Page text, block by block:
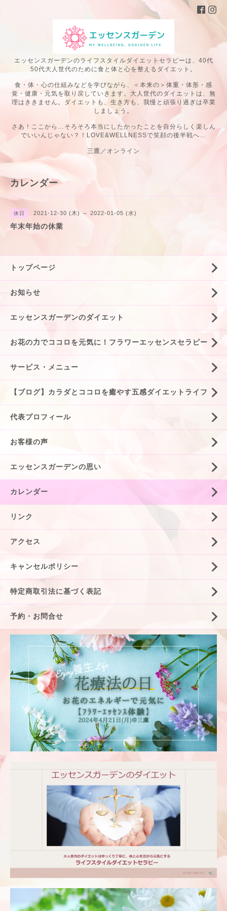
エッセンスガーデンのライフスタイルダイエットセラピーは、40代
50代大人世代のために食と体と心を整えるダイエット。
食・体・心の仕組みなどを学びながら、＜本来の＞体重・体形・感
覚・健康・元気を取り戻していきます。大人世代のダイエットは、無
理はききません。ダイエットも、生き方も、我慢と頑張り過ぎは卒業
しましょう。
さあ！ここから…そろそろ本当にしたかったことを自分らしく楽しん
でいいんじゃない？！LOVE&WELLNESSで笑顔の後半戦へ…
三鷹／オンライン
カレンダー
休日 2021-12-30 (木) ～ 2022-01-05 (水)
年末年始の休業
トップページ
お知らせ
エッセンスガーデンのダイエット
お花の力でココロを元気に！フラワーエッセンスセラピー
サービス・メニュー
【ブログ】カラダとココロを癒やす五感ダイエットライフ
代表プロフィール
お客様の声
エッセンスガーデンの思い
カレンダー
リンク
アクセス
キャンセルポリシー
特定商取引法に基づく表記
予約・お問合せ